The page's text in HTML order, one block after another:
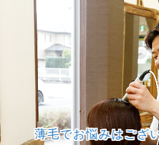
薄毛でお悩みはござ